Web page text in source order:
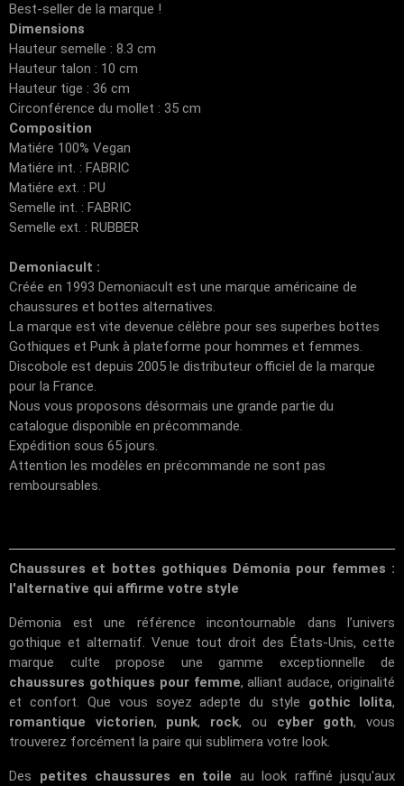
Best-seller de la marque !
Dimensions
Hauteur semelle : 8.3 cm
Hauteur talon : 10 cm
Hauteur tige : 36 cm
Circonférence du mollet : 35 cm
Composition
Matiére 100% Vegan
Matiére int. : FABRIC
Matiére ext. : PU
Semelle int. : FABRIC
Semelle ext. : RUBBER
Demoniacult :
Créée en 1993 Demoniacult est une marque américaine de
chaussures et bottes alternatives.
La marque est vite devenue célèbre pour ses superbes bottes
Gothiques et Punk à plateforme pour hommes et femmes.
Discobole est depuis 2005 le distributeur officiel de la marque
pour la France.
Nous vous proposons désormais une grande partie du
catalogue disponible en précommande.
Expédition sous 65 jours.
Attention les modèles en précommande ne sont pas
remboursables.
Chaussures et bottes gothiques Démonia pour femmes :
l'alternative qui affirme votre style
Démonia est une référence incontournable dans l’univers
gothique et alternatif. Venue tout droit des États-Unis, cette
marque culte propose une gamme exceptionnelle de
chaussures gothiques pour femme, alliant audace, originalité
et confort. Que vous soyez adepte du style gothic lolita,
romantique victorien, punk, rock, ou cyber goth, vous
trouverez forcément la paire qui sublimera votre look.
Des petites chaussures en toile au look raffiné jusqu'aux